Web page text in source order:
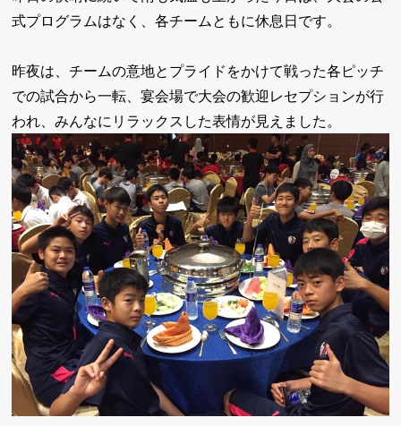
式プログラムはなく、各チームともに休息日です。
昨夜は、チームの意地とプライドをかけて戦った各ピッチ
での試合から一転、宴会場で大会の歓迎レセプションが行
われ、みんなにリラックスした表情が見えました。